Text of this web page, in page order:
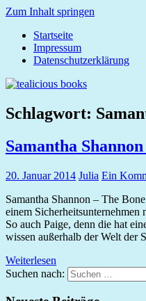
Zum Inhalt springen
tealicious
books
Startseite
Impressum
Datenschutzerklärung
Schlagwort:
Samantha
20. Januar 2014 Julia Ein
Samantha Shannon – The
einem
So auch Paige, denn die hat
wissen außerhalb der Welt der
Weiterlesen
Suchen nach: